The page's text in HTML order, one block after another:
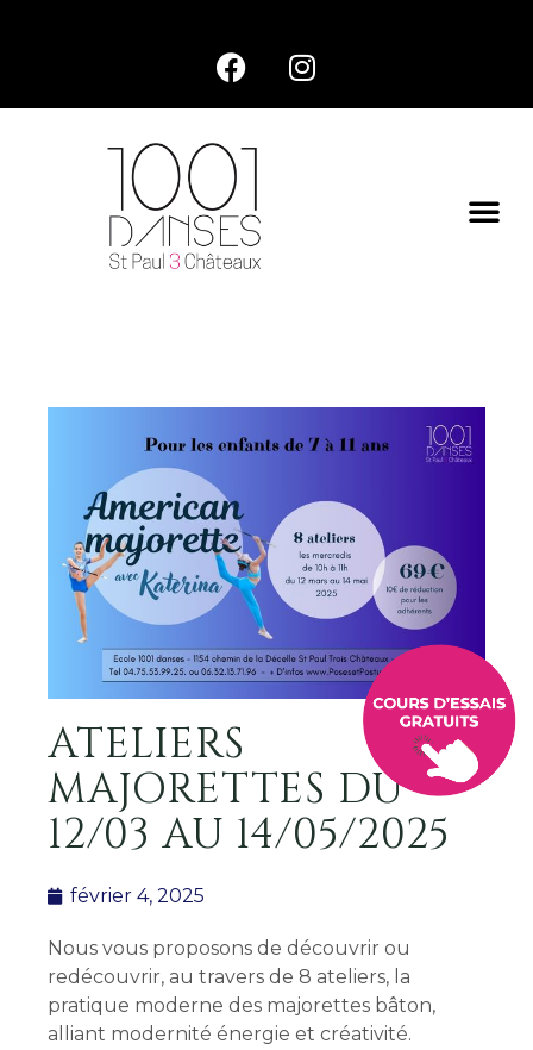
ATELIERS
MAJORETTES DU
12/03 AU 14/05/2025
février 4, 2025
Nous vous proposons de découvrir ou
redécouvrir, au travers de 8 ateliers, la
pratique moderne des majorettes bâton,
alliant modernité énergie et créativité.